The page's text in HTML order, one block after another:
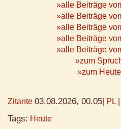
»alle Beiträge
»alle Beiträge
»alle Beiträge
»alle Beiträge
»alle Beiträge
»zum
»zum
Zitante 03.08.2026, 00.05 PL
Tags: Heute